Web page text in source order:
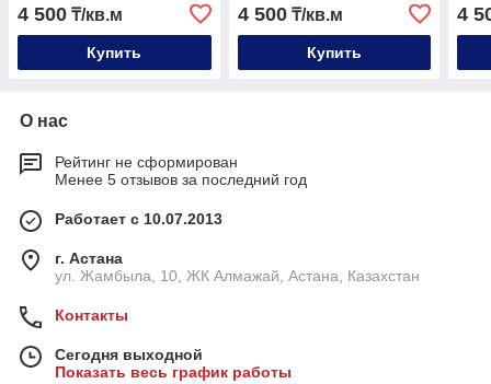
4 500 ₸/кв.м
Купить
4 500₸/кв.м
Купить
4
О нас
Рейтинг не сформирован
Менее 5 отзывов за последний год
Работает с 10.07.2013
г. Астана
ул. Жамбыла, 10, ЖК Алмажай, Астана, Казахстан
Контакты
Сегодня выходной
Показать весь график работы